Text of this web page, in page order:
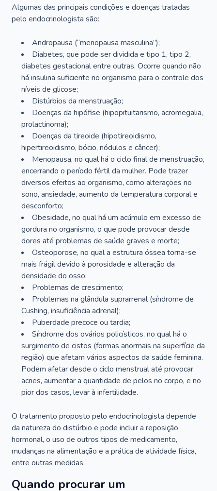
Algumas das principais condições e doenças tratadas
pelo endocrinologista são:
Andropausa (“menopausa masculina”);
Diabetes, que pode ser dividida e tipo 1, tipo 2,
diabetes gestacional entre outras. Ocorre quando não
há insulina suficiente no organismo para o controle dos
níveis de glicose;
Distúrbios da menstruação;
Doenças da hipófise (hipopituitarismo, acromegalia,
prolactinoma);
Doenças da tireoide (hipotireoidismo,
hipertireoidismo, bócio, nódulos e câncer);
Menopausa, no qual há o ciclo final de menstruação,
encerrando o período fértil da mulher. Pode trazer
diversos efeitos ao organismo, como alterações no
sono, ansiedade, aumento da temperatura corporal e
desconforto;
Obesidade, no qual há um acúmulo em excesso de
gordura no organismo, o que pode provocar desde
dores até problemas de saúde graves e morte;
Osteoporose, no qual a estrutura óssea torna-se
mais frágil devido à porosidade e alteração da
densidade do osso;
Problemas de crescimento;
Problemas na glândula suprarrenal (síndrome de
Cushing, insuficiência adrenal);
Puberdade precoce ou tardia;
Síndrome dos ovários policísticos, no qual há o
surgimento de cistos (formas anormais na superfície da
região) que afetam vários aspectos da saúde feminina.
Podem afetar desde o ciclo menstrual até provocar
acnes, aumentar a quantidade de pelos no corpo, e no
pior dos casos, levar à infertilidade.
O tratamento proposto pelo endocrinologista depende
da natureza do distúrbio e pode incluir a reposição
hormonal, o uso de outros tipos de medicamento,
mudanças na alimentação e a prática de atividade física,
entre outras medidas.
Quando procurar um